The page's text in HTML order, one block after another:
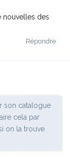
nouvelles des
Répondre
son catalogue
cela par
on la trouve